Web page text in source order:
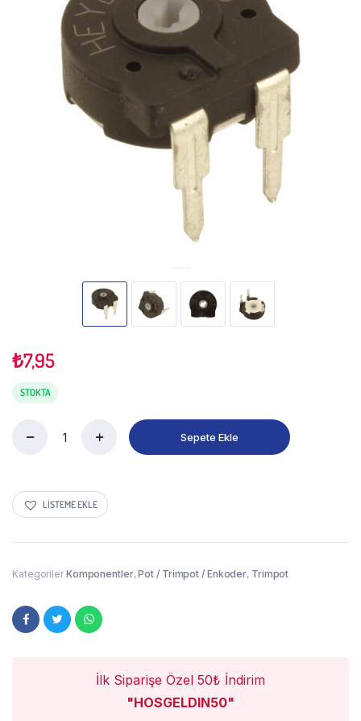
₺7,95
STOKTA
Sepete Ekle
LISTEME EKLE
Kategoriler Komponentler,Pot / Trimpot / Enkoder, Trimpot
İlk Siparişe Özel 50₺ İndirim
"HOSGELDIN50"